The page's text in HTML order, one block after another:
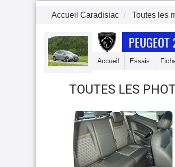
Accueil Caradisiac Toutes les
Accueil Essais
TOUTES LES